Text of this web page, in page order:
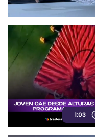
1:03